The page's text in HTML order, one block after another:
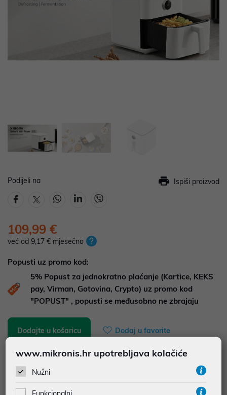
Podijeli na Ispiši proizvod
109,99 €
već od 9,17 € mjesečno
Popusti uz promo kod:
5% Popust za jednokratno plaćanje (Kartice, KEKS
pay, Virman, Gotovina, Crypto) uz promo kod
"POPUST" , popusti se međusobno ne zbrajaju
Dodajte u košaricu Dodaj u favorite
najam za pravne osobe od 12 do 36 mj. već od
www.mikronis.hr upotrebljava kolačiće
Nužni